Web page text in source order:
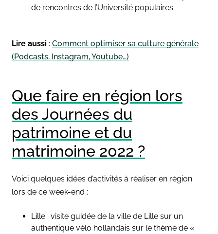
de rencontres de l’Université populaires.
Lire aussi : Comment optimiser sa culture générale
(Podcasts, Instagram, Youtube…)
Que faire en région lors
des Journées du
patrimoine et du
matrimoine 2022 ?
Voici quelques idées d’activités à réaliser en région
lors de ce week-end :
Lille : visite guidée de la ville de Lille sur un
authentique vélo hollandais sur le thème de «